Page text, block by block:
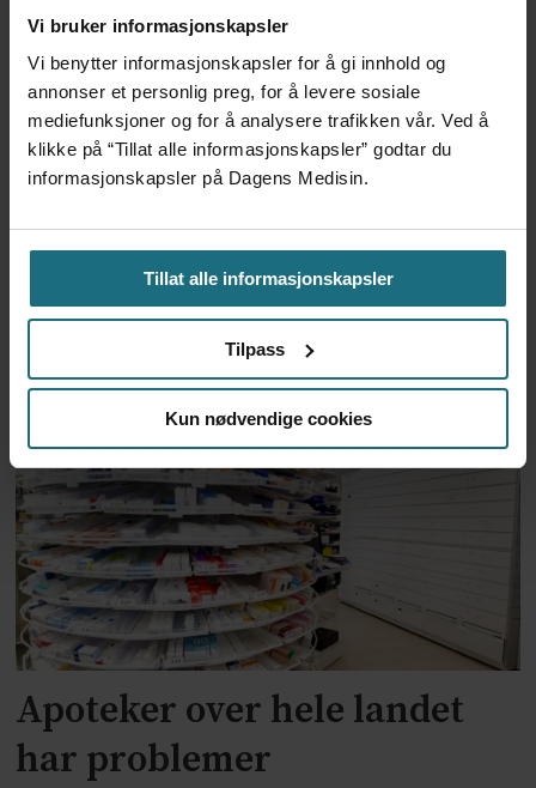
Vi bruker informasjonskapsler
Vi benytter informasjonskapsler for å gi innhold og
annonser et personlig preg, for å levere sosiale
mediefunksjoner og for å analysere trafikken vår. Ved å
klikke på “Tillat alle informasjonskapsler” godtar du
informasjonskapsler på Dagens Medisin.
Tillat alle informasjonskapsler
Tilpass
Kun nødvendige cookies
2 dager siden
– Etter en stund kom det
frem at han døgnet før
hadde drukket 25 vodka
Red Bull
3 dager siden
Mistanken var ikke et
forskningsfunn
7 dager siden
Apoteker over hele landet
har problemer